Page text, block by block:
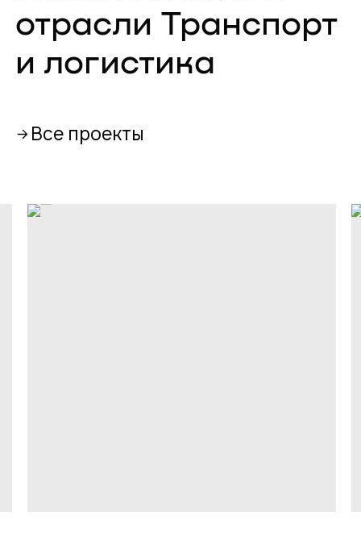
отрасли Транспорт
и логистика
Все проекты